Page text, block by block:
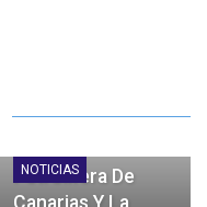
NOTICIAS
Petrolífera De